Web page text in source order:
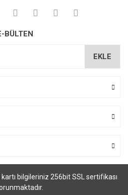
bilgiler bulunuyor.
BÜLTEN
EKLE
kartı bilgileriniz 256bit SSL sertifikası